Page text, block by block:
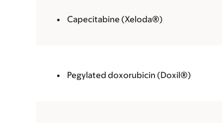
Capecitabine (Xeloda®)
Pegylated doxorubicin (Doxil®)